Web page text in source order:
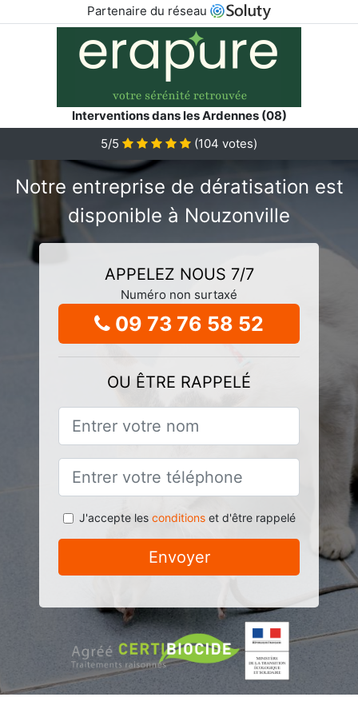
Partenaire du réseau
Interventions dans les Ardennes (08)
5/5
(104 votes)
Notre entreprise de dératisation est
disponible à Nouzonville
APPELEZ NOUS 7/7
Numéro non surtaxé
09 73 76 58 52
OU ÊTRE RAPPELÉ
J'accepte les conditionset d'être rappelé
Envoyer